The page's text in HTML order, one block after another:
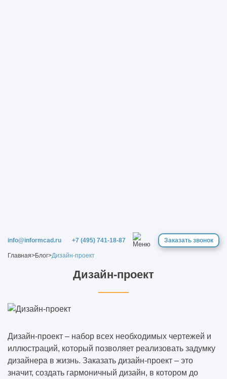
info@informcad.ru +7 (495) 741-18-87 Заказать звонок
Главная>Блог>Дизайн-проект
Дизайн-проект
Дизайн-проект – набор всех необходимых чертежей и
иллюстраций, который позволяет реализовать задумку
дизайнера в жизнь. Заказать дизайн-проект – это
значит, создать гармоничный дизайн, в котором до